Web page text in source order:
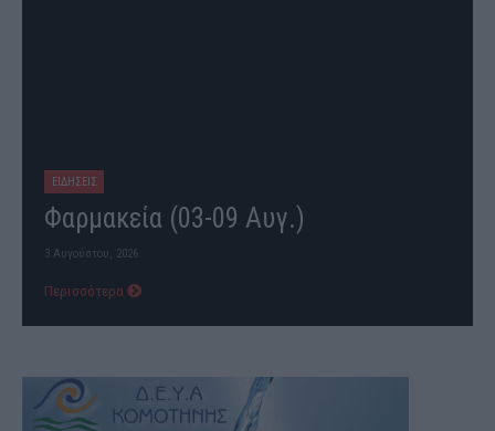
ΕΙΔΗΣΕΙΣ
Φαρμακεία (03-09 Αυγ.)
3 Αυγούστου, 2026
Περισσότερα